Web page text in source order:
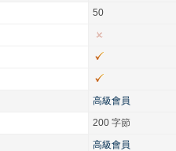
50
高級會員
200 字節
高級會員